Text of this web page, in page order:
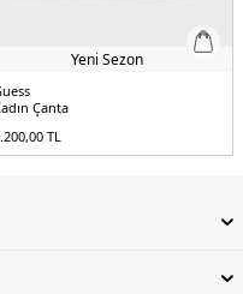
Yeni Sezon
Çanta
TL